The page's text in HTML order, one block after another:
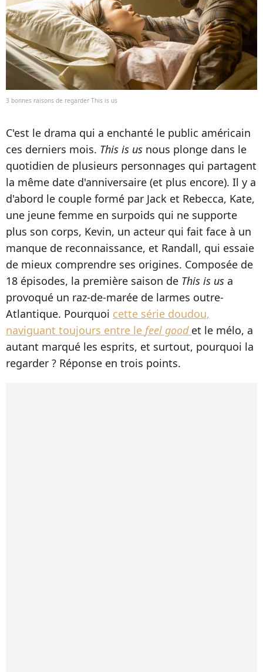
3 bonnes raisons de regarder This is us
C'est le drama qui a enchanté le public américain
ces derniers mois. This is us nous plonge dans le
quotidien de plusieurs personnages qui partagent
la même date d'anniversaire (et plus encore). Il y a
d'abord le couple formé par Jack et Rebecca, Kate,
une jeune femme en surpoids qui ne supporte
plus son corps, Kevin, un acteur qui fait face à un
manque de reconnaissance, et Randall, qui essaie
de mieux comprendre ses origines. Composée de
18 épisodes, la première saison de This is us a
provoqué un raz-de-marée de larmes outre-
Atlantique. Pourquoi cette série doudou,
naviguant toujours entre le feel good et le mélo, a
autant marqué les esprits, et surtout, pourquoi la
regarder ? Réponse en trois points.